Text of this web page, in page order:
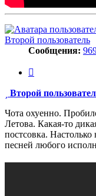
Второй пользователь
Сообщения:
Сообщение
Второй
Чота охуенно.
Летова. Какая-то
постсовка.
песней любого